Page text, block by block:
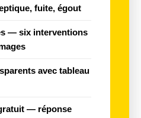
fuite, égout
— six interventions
avec tableau
— réponse